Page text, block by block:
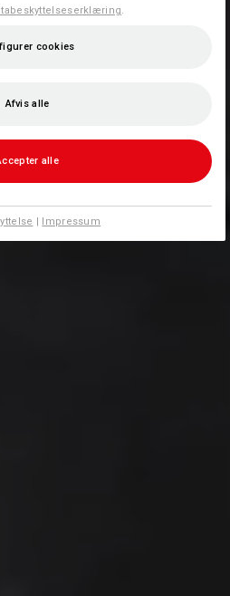
.
cookies
Afvis alle
alle
| Impressum